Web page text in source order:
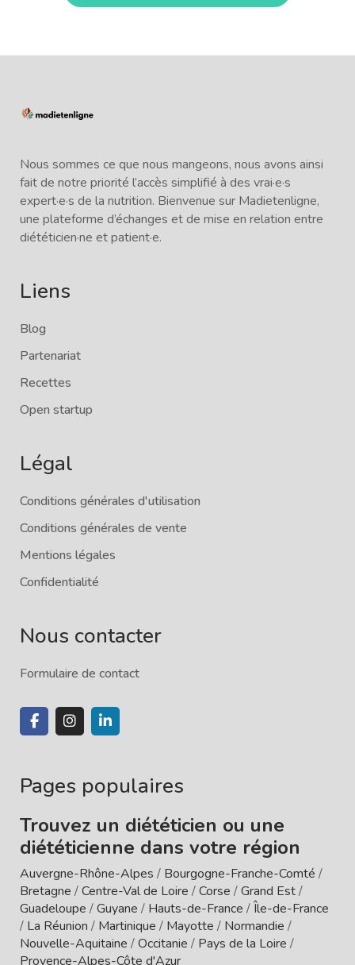
Nous sommes ce que nous mangeons, nous avons ainsi
fait de notre priorité l’accès simplifié à des vrai·e·s
expert·e·s de la nutrition. Bienvenue sur Madietenligne,
une plateforme d’échanges et de mise en relation entre
diététicien·ne et patient·e.
Liens
Blog
Partenariat
Recettes
Open startup
Légal
Conditions générales d'utilisation
Conditions générales de vente
Mentions légales
Confidentialité
Nous contacter
Formulaire de contact
Pages populaires
Trouvez un diététicien ou une
diététicienne dans votre région
Auvergne-Rhône-Alpes / Bourgogne-Franche-Comté /
Bretagne /Centre-Val de Loire /Corse /Grand Est/
Guadeloupe /Guyane / Hauts-de-France /Île-de-France
/ La Réunion / Martinique / Mayotte / Normandie /
Nouvelle-Aquitaine /Occitanie / Pays de la Loire /
Provence-Alpes-Côte d'Azur